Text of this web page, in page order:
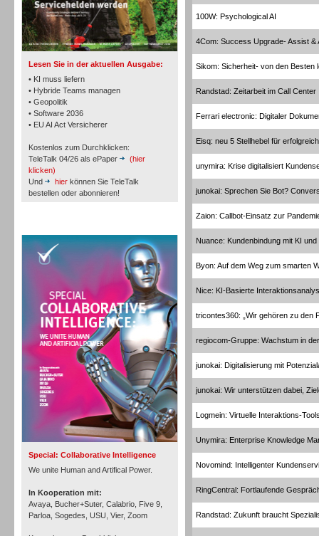
Lesen Sie in der aktuellen Ausgabe:
• KI muss liefern
• Hybride Teams managen
• Geopolitik
• Software 2036
• EU AI Act Versicherer
Kostenlos zum Durchklicken:
TeleTalk 04/26 als ePaper
(hier
klicken)
Und
hier können Sie TeleTalk
bestellen oder abonnieren!
Special: Collaborative Intelligence
We unite Human and Artifical Power.
In Kooperation mit:
Avaya, Bucher+Suter, Calabrio, Five 9,
Parloa, Sogedes, USU, Vier, Zoom
TK- und ACD-Systeme
Workforce-Management
Personal
Inbound
100W: Psychological AI
4Com: Success Upgrade- Assist &
Sikom: Sicherheit- von den Besten
Randstad: Zeitarbeit im Call Center
Ferrari electronic: Digitaler
Eisq: neu 5 Stellhebel für
unymira: Krise digitalisiert
junokai: Sprechen Sie Bot?
Zaion: Callbot-Einsatz zur
Nuance: Kundenbindung mit KI und
Byon: Auf dem Weg zum smarten
Nice: KI-Basierte
tricontes360: „Wir gehören zu den
regiocom-Gruppe: Wachstum in
junokai: Digitalisierung mit
junokai: Wir unterstützen dabei,
Logmein: Virtuelle Interaktions-
Unymira: Enterprise Knowledge
Novomind: Intelligenter
RingCentral: Fortlaufende
Randstad: Zukunft braucht